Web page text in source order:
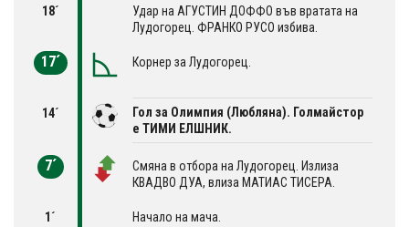
18´
Удар на АГУСТИН ДОФФО във вратата на
Лудогорец. ФРАНКО РУСО избива.
17´ Корнер за Лудогорец.
14´
Гол за Олимпия (Любляна). Голмайстор
е ТИМИ ЕЛШНИК.
7´
Смяна в отбора на Лудогорец. Излиза
КВАДВО ДУА, влиза МАТИАС ТИСЕРА.
1´ Начало на мача.